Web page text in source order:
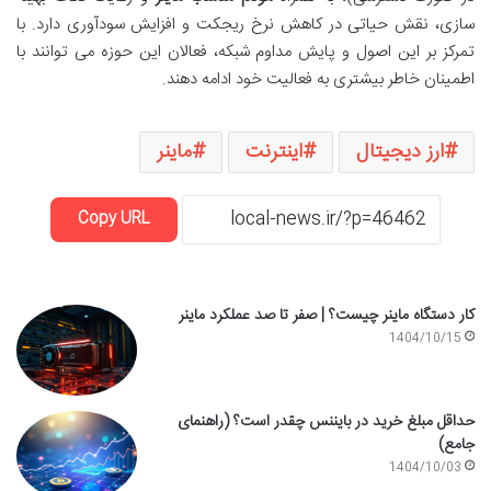
سازی، نقش حیاتی در کاهش نرخ ریجکت و افزایش سودآوری دارد. با
تمرکز بر این اصول و پایش مداوم شبکه، فعالان این حوزه می توانند با
اطمینان خاطر بیشتری به فعالیت خود ادامه دهند.
ارز دیجیتال اینترنت ماینر
Copy URL
کار دستگاه ماینر چیست؟ | صفر تا صد عملکرد ماینر
1404/10/15
حداقل مبلغ خرید در بایننس چقدر است؟ (راهنمای
جامع)
1404/10/03